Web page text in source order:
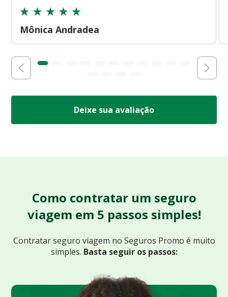
Mônica Andradea
Deixe sua avaliação
Como contratar um seguro
viagem em 5 passos simples!
Contratar seguro viagem no Seguros Promo é muito
simples. Basta seguir os passos: